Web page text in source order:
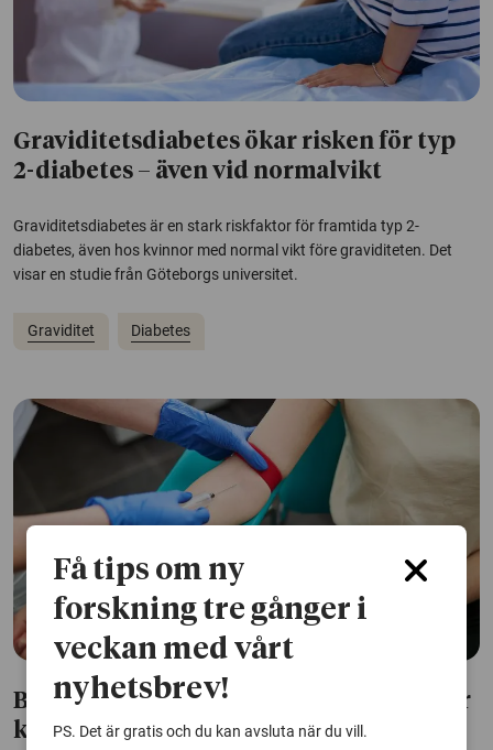
Graviditetsdiabetes ökar risken för typ
2-diabetes – även vid normalvikt
Graviditetsdiabetes är en stark riskfaktor för framtida typ 2-
diabetes, även hos kvinnor med normal vikt före graviditeten. Det
visar en studie från Göteborgs universitet.
Graviditet Diabetes
Blodprov före graviditet kan visa risk för
komplikationer
Få tips om ny
forskning tre gånger i
veckan med vårt
nyhetsbrev!
PS. Det är gratis och du kan avsluta när du vill.